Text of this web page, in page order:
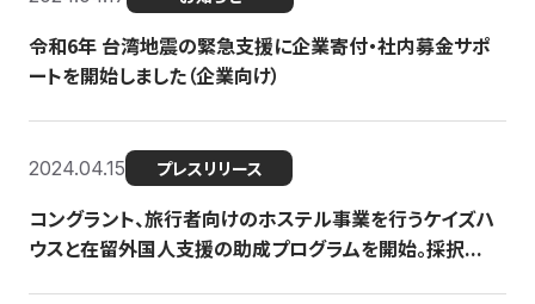
令和6年 台湾地震の緊急支援に企業寄付・社内募金サポ
ートを開始しました（企業向け）
2024.04.15 プレスリリース
コングラント、旅行者向けのホステル事業を行うケイズハ
ウスと在留外国人支援の助成プログラムを開始。採択...